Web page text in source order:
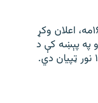
د تایلنډ پولیسو د جمعې په ورځ، د زمري ۱۶مه، اعلان وکړ
په پېښه کې د